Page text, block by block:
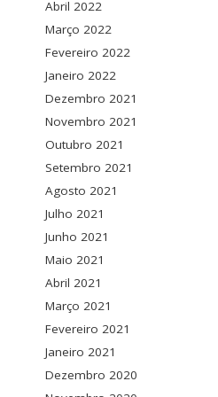
Abril 2022
Março 2022
Fevereiro 2022
Janeiro 2022
Dezembro 2021
Novembro 2021
Outubro 2021
Setembro 2021
Agosto 2021
Julho 2021
Junho 2021
Maio 2021
Abril 2021
Março 2021
Fevereiro 2021
Janeiro 2021
Dezembro 2020